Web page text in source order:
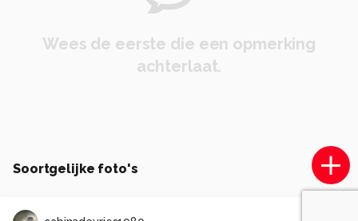
Wees de eerste die een opmerking
achterlaat.
Soortgelijke foto's